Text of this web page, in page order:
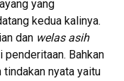
yang
kedua kalinya.
dan welas asih
Bahkan
nyata yaitu